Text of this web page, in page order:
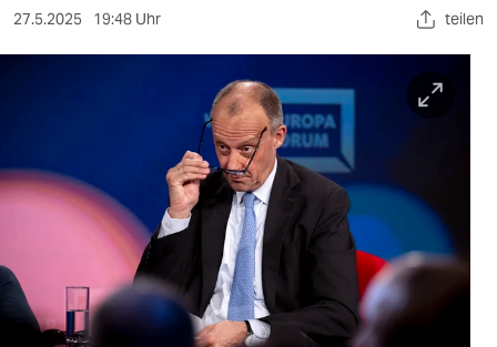
sport
wahrheit
verlag
veranstaltungen
27.5.2025 19:48 Uhr teilen